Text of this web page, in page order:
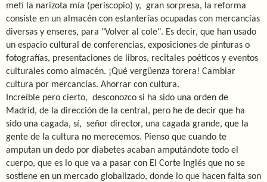
metí la narizota mía (periscopio) y, gran sorpresa, la reforma
consiste en un almacén con estanterías ocupadas con mercancías
diversas y enseres, para "Volver al cole". Es decir, que han usado
un espacio cultural de conferencias, exposiciones de pinturas o
fotografías, presentaciones de libros, recitales poéticos y eventos
culturales como almacén. ¡Qué vergüenza torera! Cambiar
cultura por mercancías. Ahorrar con cultura.
Increíble pero cierto, desconozco si ha sido una orden de
Madrid, de la dirección de la central, pero he de decir que ha
sido una cagada, sí, señor director, una cagada grande, que la
gente de la cultura no merecemos. Pienso que cuando te
amputan un dedo por diabetes acaban amputándote todo el
cuerpo, que es lo que va a pasar con El Corte Inglés que no se
sostiene en un mercado globalizado, donde lo que hacen falta son